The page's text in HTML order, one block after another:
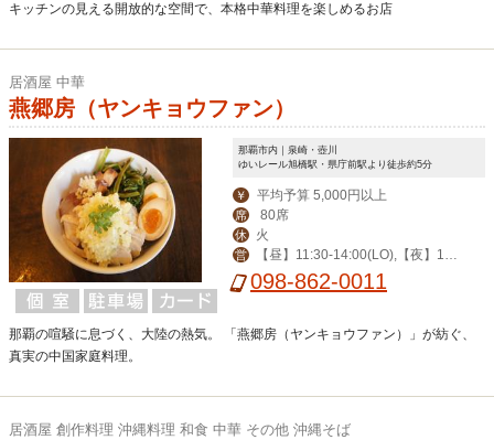
キッチンの見える開放的な空間で、本格中華料理を楽しめるお店
居酒屋 中華
燕郷房（ヤンキョウファン）
那覇市内｜泉崎・壺川
ゆいレール旭橋駅・県庁前駅より徒歩約5分
￥ 平均予算 5,000円以上
席 80席
休 火
営
【昼】11:30-14:00(LO),【夜】17:
30-22:30(LO),土/祝17:00-22:30(LO),
098-862-0011
那覇の喧騒に息づく、大陸の熱気。 「燕郷房（ヤンキョウファン）」が紡ぐ、
真実の中国家庭料理。
居酒屋 創作料理 沖縄料理 和食 中華 その他 沖縄そば